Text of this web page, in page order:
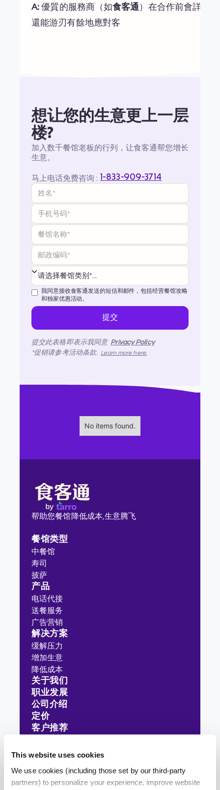
This website uses cookies
We use cookies (including those set by our third-party
partners) to personalize your experience, improve website
A: 優質的服務商（如食客通）在合作前會詳細
還能游刃有餘地應對客
想让您的生意更上一层
楼?
加入数千餐馆老板的行列，让食客通帮您增长
生意。
马上电话免费咨询 : 1-833-909-3714
我同意接收食客通发送的短信和邮件，包括经营餐馆攻略
和独家优惠活动。
提交此表格即表示我同意 Privacy Policy
*促销请参考活动条款. Learn more here.
No items found.
帮助您餐馆降低成本,生意腾飞
餐馆类型
中餐馆
寿司
披萨
产品
电话代接
送餐服务
广告营销
解决方案
缓解压力
增加生意
降低成本
关于我们
职业发展
公司介绍
定价
客户推荐
网站地图